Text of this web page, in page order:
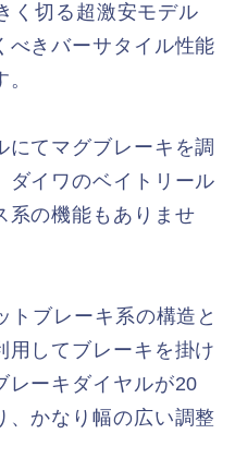
く切る超激安モデル
べきバーサタイル性能
てマグブレーキを調
ダイワのベイトリール
系の機能もありませ
トブレーキ系の構造と
用してブレーキを掛け
レーキダイヤルが20
、かなり幅の広い調整